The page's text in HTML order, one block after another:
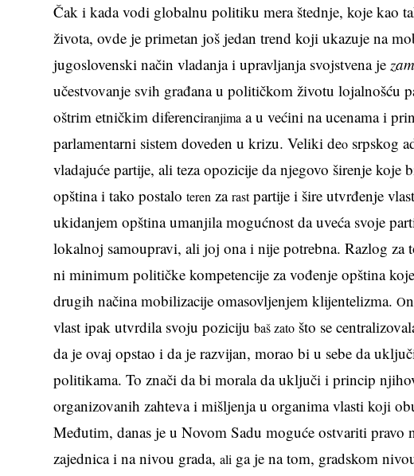
Čak i kada vodi globalnu politiku mera štednje, koje kao
života, ovde je primetan još jedan trend koji ukazuje na
jugoslovenski način vladanja i upravljanja svojstvena je
učestvovanje svih građana u političkom životu lojalnošću
oštrim etničkim diferenciranjima a u većini na ucenama i
parlamentarni sistem doveden u krizu. Veliki deo srpskog
vladajuće partije, ali teza opozicije da njegovo širenje koje
opština i tako postaloteren zarastpartije i šire utvrđenje
ukidanjem opština umanjila mogućnost da uveća svoje
lokalnoj samoupravi, ali joj ona i nije potrebna. Razlog za
ni minimum političke kompetencije za vođenje opština
drugih načina mobilizacije omasovljenjem klijentelizma.O
vlast ipak utvrdila svoju pozicijubaš zato što se
da je ovaj opstao i da je razvijan, morao bi u sebe da
politikama. To znači da bi morala da uključi i princip
organizovanih zahteva i mišljenja u organima vlasti koji
Međutim, danas je u Novom Sadu moguće ostvariti pravo
zajednica i na nivou grada,ali ga je na tom, gradskom